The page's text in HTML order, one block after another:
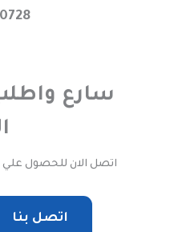
سارع
اتصل الان للحصول
اتصل بنا